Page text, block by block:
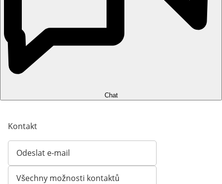
Chat
Kontakt
Odeslat e-mail
Otevírá e-mailového klienta
Všechny možnosti kontaktů